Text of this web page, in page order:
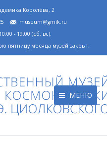
Королёва, 2
museum@gmik.ru
- 19:00 (сб, вс).
пятницу месяца музей закрыт.
МЕНЮ